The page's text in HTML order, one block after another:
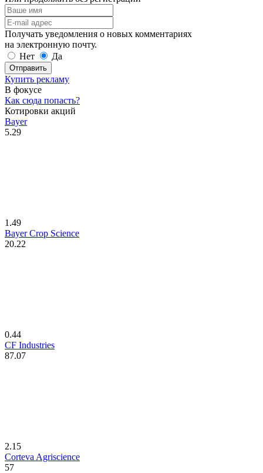
Получать уведомления о новых комментариях
на электронную почту.
Нет
Да
Отправить
Купить рекламу
В фокусе
Как сюда попасть?
Котировки акций
Bayer
5.29
1.49
Bayer Crop Science
20.22
0.44
CF Industries
87.07
2.15
Corteva Agriscience
57